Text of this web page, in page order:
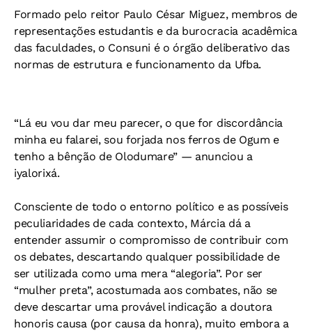
Formado pelo reitor Paulo César Miguez, membros de
representações estudantis e da burocracia acadêmica
das faculdades, o Consuni é o órgão deliberativo das
normas de estrutura e funcionamento da Ufba.
“Lá eu vou dar meu parecer, o que for discordância
minha eu falarei, sou forjada nos ferros de Ogum e
tenho a bênção de Olodumare” — anunciou a
iyalorixá.
Consciente de todo o entorno político e as possíveis
peculiaridades de cada contexto, Márcia dá a
entender assumir o compromisso de contribuir com
os debates, descartando qualquer possibilidade de
ser utilizada como uma mera “alegoria”. Por ser
“mulher preta”, acostumada aos combates, não se
deve descartar uma provável indicação a doutora
honoris causa (por causa da honra), muito embora a